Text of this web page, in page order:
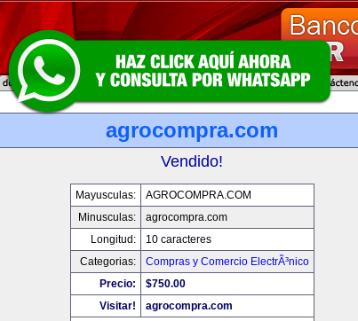
agrocompra.com
Vendido!
Mayusculas:
AGROCOMPRA.COM
Minusculas:
agrocompra.com
Longitud:
10 caracteres
Categorias:
Compras y Comercio ElectrÃ³nico
Precio:
$750.00
Visitar!
agrocompra.com